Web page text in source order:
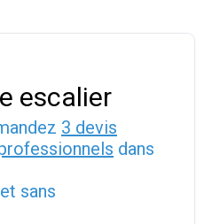
escalier
3 devis
dans
sans